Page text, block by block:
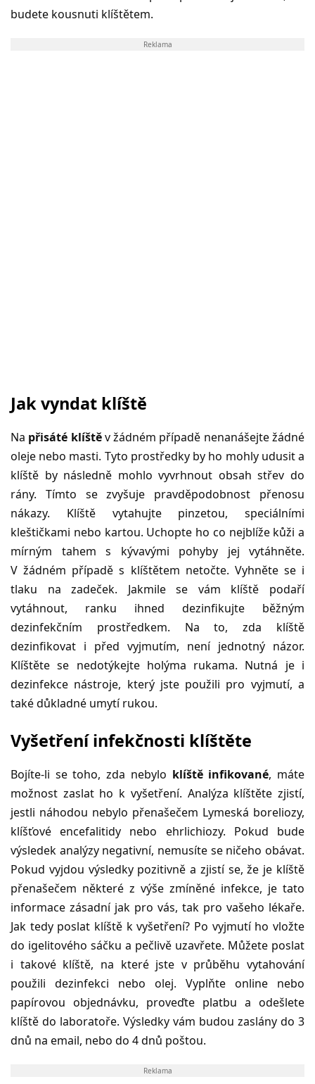
budete kousnuti klíštětem.
Reklama
Jak vyndat klíště
Na přisáté klíštěv žádném případě nenanášejte žádné
oleje nebo masti. Tyto prostředky by ho mohly udusit a
klíště by následně mohlo vyvrhnout obsah střev do
rány. Tímto se zvyšuje pravděpodobnost přenosu
nákazy. Klíště vytahujte pinzetou, speciálními
kleštičkami nebo kartou. Uchopte ho co nejblíže kůži a
mírným tahem s kývavými pohyby jej vytáhněte.
V žádném případě s klíštětem netočte. Vyhněte se i
tlaku na zadeček. Jakmile se vám klíště podaří
vytáhnout, ranku ihned dezinfikujte běžným
dezinfekčním prostředkem. Na to, zda klíště
dezinfikovat i před vyjmutím, není jednotný názor.
Klíštěte se nedotýkejte holýma rukama. Nutná je i
dezinfekce nástroje, který jste použili pro vyjmutí, a
také důkladné umytí rukou.
Vyšetření infekčnosti klíštěte
Bojíte-li se toho, zda nebylo klíště infikované, máte
možnost zaslat ho k vyšetření. Analýza klíštěte zjistí,
jestli náhodou nebylo přenašečem Lymeská boreliozy,
klíšťové encefalitidy nebo ehrlichiozy. Pokud bude
výsledek analýzy negativní, nemusíte se ničeho obávat.
Pokud vyjdou výsledky pozitivně a zjistí se, že je klíště
přenašečem některé z výše zmíněné infekce, je tato
informace zásadní jak pro vás, tak pro vašeho lékaře.
Jak tedy poslat klíště k vyšetření? Po vyjmutí ho vložte
do igelitového sáčku a pečlivě uzavřete. Můžete poslat
i takové klíště, na které jste v průběhu vytahování
použili dezinfekci nebo olej. Vyplňte online nebo
papírovou objednávku, proveďte platbu a odešlete
klíště do laboratoře. Výsledky vám budou zaslány do 3
dnů na email, nebo do 4 dnů poštou.
Reklama